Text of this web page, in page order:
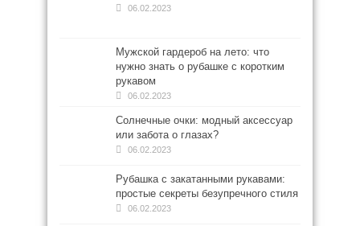
06.02.2023
Мужской гардероб на лето: что
нужно знать о рубашке с коротким
рукавом
06.02.2023
Солнечные очки: модный аксессуар
или забота о глазах?
06.02.2023
Рубашка с закатанными рукавами:
простые секреты безупречного стиля
06.02.2023